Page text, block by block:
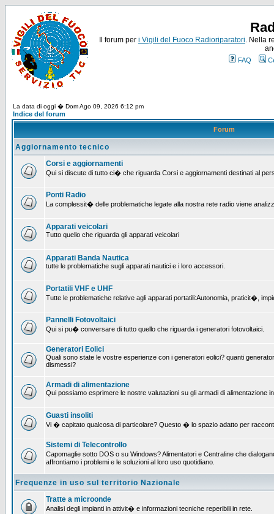
Il forum per i Vigili del Fuoco Radioriparatori. Nella
FAQ
La data di oggi � Dom Ago 09, 2026 6:12 pm
Indice del forum
Forum
Aggiornamento tecnico
Corsi e aggiornamenti
Qui si discute di tutto ci� che riguarda Corsi e aggiornamenti destinati al
Ponti Radio
La complessit� delle problematiche legate alla nostra rete radio viene
Apparati veicolari
Tutto quello che riguarda gli apparati veicolari
Apparati Banda Nautica
tutte le problematiche sugli apparati nautici e i loro accessori.
Portatili VHF e UHF
Tutte le problematiche relative agli apparati portatili:Autonomia, praticit�,
Pannelli Fotovoltaici
Qui si pu� conversare di tutto quello che riguarda i generatori fotovoltaici.
Generatori Eolici
Quali sono state le vostre esperienze con i generatori eolici? quanti
dismessi?
Armadi di alimentazione
Qui possiamo esprimere le nostre valutazioni su gli armadi di alimentazione
Guasti insoliti
Vi � capitato qualcosa di particolare? Questo � lo spazio adatto per
Sistemi di Telecontrollo
Capomaglie sotto DOS o su Windows? Alimentatori e Centraline che
affrontiamo i problemi e le soluzioni al loro uso quotidiano.
Frequenze in uso sul territorio Nazionale
Tratte a microonde
Analisi degli impianti in attivit� e informazioni tecniche reperibili in rete.